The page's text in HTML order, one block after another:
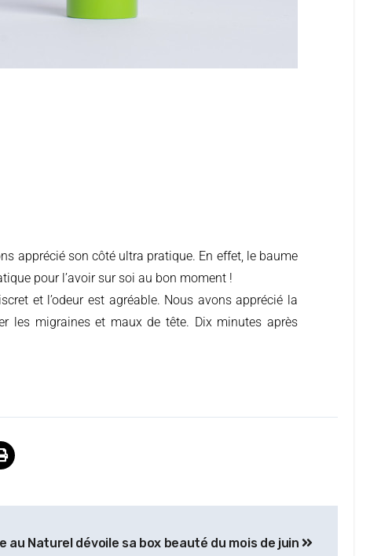
pour l’avoir sur soi au bon moment !
et l’odeur est agréable. Nous avons apprécié la
les migraines et maux de tête. Dix minutes après
au Naturel dévoile sa box beauté du mois de juin